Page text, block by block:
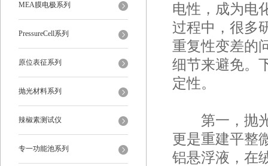
MEA膜电极系列
PressureCell系列
原位表征系列
抛光材料系列
辣椒素测试仪
专一功能池系列
电性，成为电
过程中，很多
重复性变差的
细节来避免。
定性。
第一，抛光
更是重建平整
铝悬浮液，在